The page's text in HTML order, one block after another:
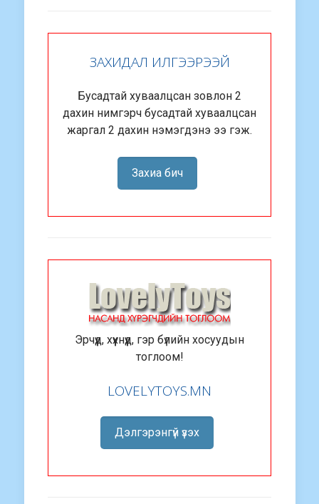
ЗАХИДАЛ ИЛГЭЭРЭЭЙ
Бусадтай хуваалцсан зовлон 2
дахин нимгэрч бусадтай хуваалцсан
жаргал 2 дахин нэмэгдэнэ ээ гэж.
Захиа бич
Эрчүүд, хүүхнүүд, гэр бүлийн хосуудын
тоглоом!
LOVELYTOYS.MN
Дэлгэрэнгүй үзэх